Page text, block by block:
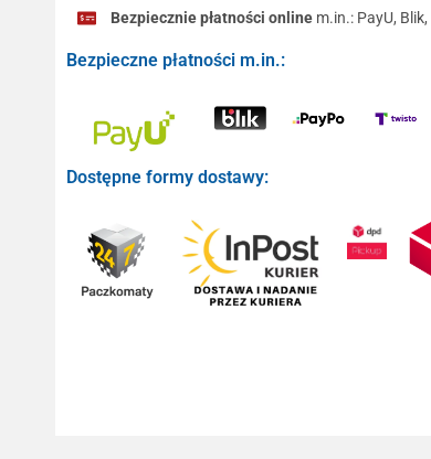
Bezpiecznie płatności online m.in.: PayU,
Bezpieczne płatności m.in.:
Dostępne formy dostawy: